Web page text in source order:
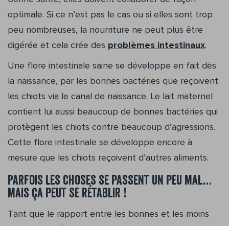
optimale. Si ce n’est pas le cas ou si elles sont trop
peu nombreuses, la nourriture ne peut plus être
digérée et cela crée des problèmes intestinaux.
Une flore intestinale saine se développe en fait dès
la naissance, par les bonnes bactéries que reçoivent
les chiots via le canal de naissance. Le lait maternel
contient lui aussi beaucoup de bonnes bactéries qui
protègent les chiots contre beaucoup d’agressions.
Cette flore intestinale se développe encore à
mesure que les chiots reçoivent d’autres aliments.
Parfois les choses se passent un peu mal…
mais ça peut se rétablir !
Tant que le rapport entre les bonnes et les moins